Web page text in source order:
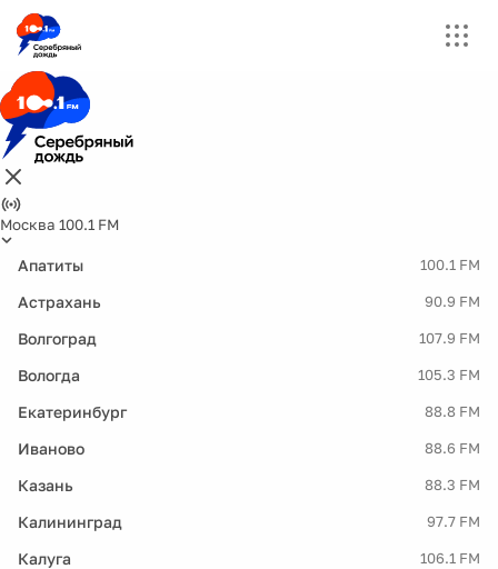
Москва 100.1 FM
Апатиты 100.1 FM
Астрахань 90.9 FM
Волгоград 107.9 FM
Вологда 105.3 FM
Екатеринбург 88.8 FM
Иваново 88.6 FM
Казань 88.3 FM
Калининград 97.7 FM
Калуга 106.1 FM